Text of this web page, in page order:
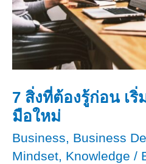
7 สิ่งที่ต้องรู้ก่อน เ
มือใหม่
Business, Business
Mindset, Knowledge /